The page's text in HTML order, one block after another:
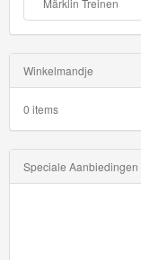
HW
Hatchbacks
HW
HW
Heavy
Weights
Märklin Treinen
Winkelmandje
0 items
Speciale Aanbiedingen